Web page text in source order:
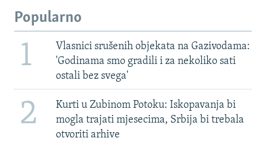
Popularno
1
Vlasnici srušenih objekata na Gazivodama:
'Godinama smo gradili i za nekoliko sati
ostali bez svega'
2
Kurti u Zubinom Potoku: Iskopavanja bi
mogla trajati mjesecima, Srbija bi trebala
otvoriti arhive